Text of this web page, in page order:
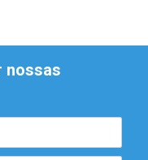
nossas